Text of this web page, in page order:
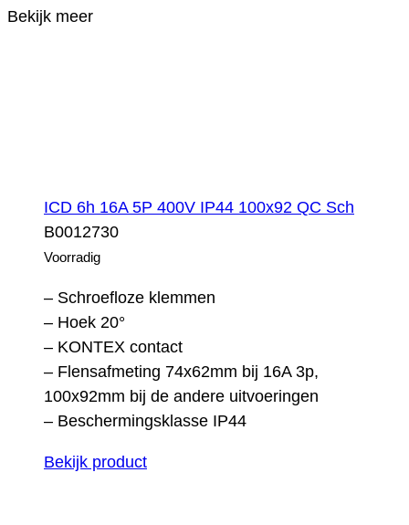
Bekijk meer
ICD 6h 16A 5P 400V IP44 100x92 QC Sch
B0012730
Voorradig
– Schroefloze klemmen
– Hoek 20°
– KONTEX contact
– Flensafmeting 74x62mm bij 16A 3p,
100x92mm bij de andere uitvoeringen
– Beschermingsklasse IP44
Bekijk product